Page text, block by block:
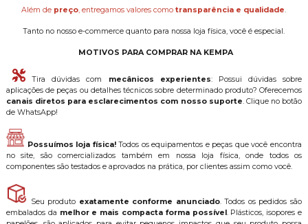
Além de preço, entregamos valores comotransparência e qualidade.
Tanto no nosso e-commerce quanto para nossa loja física, você é especial.
MOTIVOS PARA COMPRAR NA KEMPA
Tira dúvidas com mecânicos experientes: Possui dúvidas sobre
aplicações de peças ou detalhes técnicos sobre determinado produto? Oferecemos
canais diretos para esclarecimentos com nosso suporte. Clique no botão
de WhatsApp!
Possuímos loja física!Todos os equipamentos e peças que você encontra
no site, são comercializados também em nossa loja física, onde todos os
componentes são testados e aprovados na prática, por clientes assim como você.
Seu produto exatamente conforme anunciado. Todos os pedidos são
embalados da melhor e mais compacta forma possível. Plásticos, isopores e